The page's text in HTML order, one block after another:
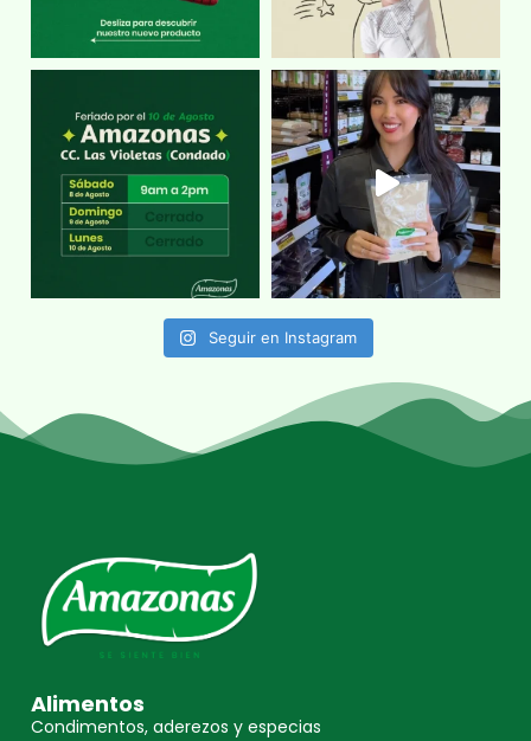
Seguir en Instagram
Alimentos
Condimentos, aderezos y especias